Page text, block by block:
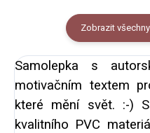
Zobrazit
Samolepka s
motivačním textem
které mění svět. :-)
kvalitního PVC